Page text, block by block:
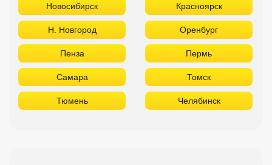
Новосибирск Красноярск
Н. Новгород Оренбург
Пенза Пермь
Самара Томск
Тюмень Челябинск